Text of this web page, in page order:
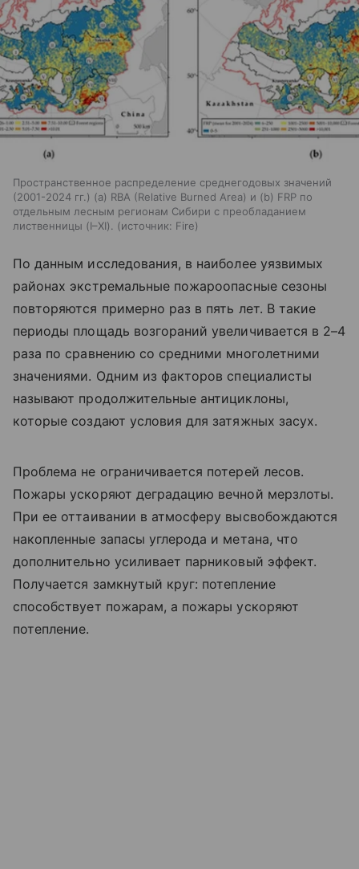
Пространственное распределение среднегодовых значений
(2001-2024 гг.) (а) RBA (Relative Burned Area) и (b) FRP по
отдельным лесным регионам Сибири с преобладанием
лиственницы (I–XI).
источник: Fire
По данным исследования, в наиболее уязвимых
районах экстремальные пожароопасные сезоны
повторяются примерно раз в пять лет. В такие
периоды площадь возгораний увеличивается в 2–4
раза по сравнению со средними многолетними
значениями. Одним из факторов специалисты
называют продолжительные антициклоны,
которые создают условия для затяжных засух.
Проблема не ограничивается потерей лесов.
Пожары ускоряют деградацию вечной мерзлоты.
При ее оттаивании в атмосферу высвобождаются
накопленные запасы углерода и метана, что
дополнительно усиливает парниковый эффект.
Получается замкнутый круг: потепление
способствует пожарам, а пожары ускоряют
потепление.